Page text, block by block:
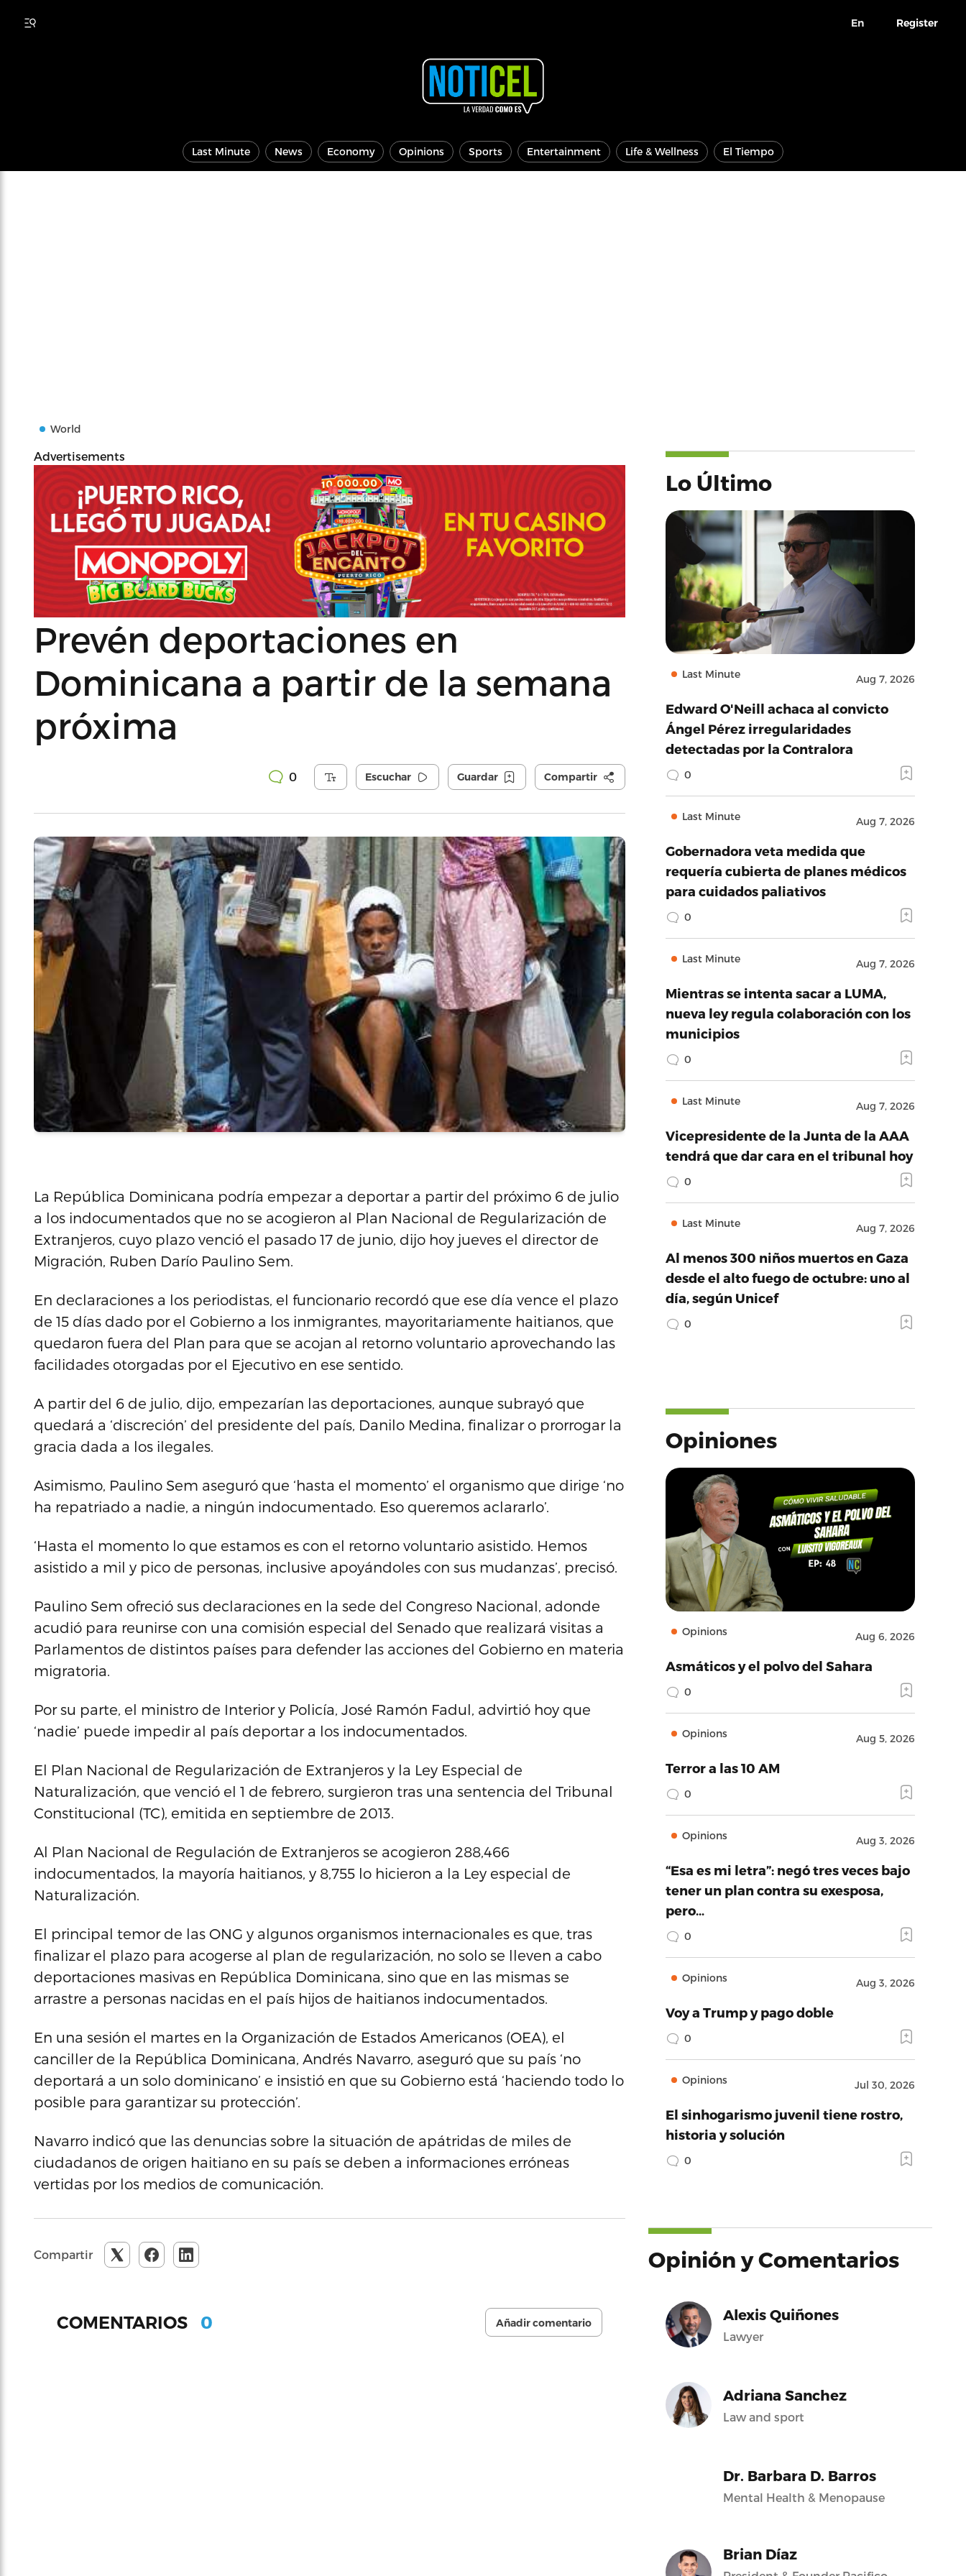
En Register
Last Minute News Economy Opinions Sports Entertainment Life & Wellness El Tiempo
World
Advertisements
Prevén deportaciones en
Dominicana a partir de la semana
próxima
0 Escuchar Guardar Compartir
La República Dominicana podría empezar a deportar a partir del próximo 6 de julio
a los indocumentados que no se acogieron al Plan Nacional de Regularización de
Extranjeros, cuyo plazo venció el pasado 17 de junio, dijo hoy jueves el director de
Migración, Ruben Darío Paulino Sem.
En declaraciones a los periodistas, el funcionario recordó que ese día vence el plazo
de 15 días dado por el Gobierno a los inmigrantes, mayoritariamente haitianos, que
quedaron fuera del Plan para que se acojan al retorno voluntario aprovechando las
facilidades otorgadas por el Ejecutivo en ese sentido.
A partir del 6 de julio, dijo, empezarían las deportaciones, aunque subrayó que
quedará a ‘discreción’ del presidente del país, Danilo Medina, finalizar o prorrogar la
gracia dada a los ilegales.
Asimismo, Paulino Sem aseguró que ‘hasta el momento’ el organismo que dirige ‘no
ha repatriado a nadie, a ningún indocumentado. Eso queremos aclararlo’.
‘Hasta el momento lo que estamos es con el retorno voluntario asistido. Hemos
asistido a mil y pico de personas, inclusive apoyándoles con sus mudanzas’, precisó.
Paulino Sem ofreció sus declaraciones en la sede del Congreso Nacional, adonde
acudió para reunirse con una comisión especial del Senado que realizará visitas a
Parlamentos de distintos países para defender las acciones del Gobierno en materia
migratoria.
Por su parte, el ministro de Interior y Policía, José Ramón Fadul, advirtió hoy que
‘nadie’ puede impedir al país deportar a los indocumentados.
El Plan Nacional de Regularización de Extranjeros y la Ley Especial de
Naturalización, que venció el 1 de febrero, surgieron tras una sentencia del Tribunal
Constitucional (TC), emitida en septiembre de 2013.
Al Plan Nacional de Regulación de Extranjeros se acogieron 288,466
indocumentados, la mayoría haitianos, y 8,755 lo hicieron a la Ley especial de
Naturalización.
El principal temor de las ONG y algunos organismos internacionales es que, tras
finalizar el plazo para acogerse al plan de regularización, no solo se lleven a cabo
deportaciones masivas en República Dominicana, sino que en las mismas se
arrastre a personas nacidas en el país hijos de haitianos indocumentados.
En una sesión el martes en la Organización de Estados Americanos (OEA), el
canciller de la República Dominicana, Andrés Navarro, aseguró que su país ‘no
deportará a un solo dominicano’ e insistió en que su Gobierno está ‘haciendo todo lo
posible para garantizar su protección’.
Navarro indicó que las denuncias sobre la situación de apátridas de miles de
ciudadanos de origen haitiano en su país se deben a informaciones erróneas
vertidas por los medios de comunicación.
Compartir
COMENTARIOS 0 Añadir comentario
Lo Último
Last Minute Aug 7, 2026
Edward O'Neill achaca al convicto
Ángel Pérez irregularidades
detectadas por la Contralora
0
Last Minute Aug 7, 2026
Gobernadora veta medida que
requería cubierta de planes médicos
para cuidados paliativos
0
Last Minute Aug 7, 2026
Mientras se intenta sacar a LUMA,
nueva ley regula colaboración con los
municipios
0
Last Minute Aug 7, 2026
Vicepresidente de la Junta de la AAA
tendrá que dar cara en el tribunal hoy
0
Last Minute Aug 7, 2026
Al menos 300 niños muertos en Gaza
desde el alto fuego de octubre: uno al
día, según Unicef
0
Opiniones
Opinions Aug 6, 2026
Asmáticos y el polvo del Sahara
0
Opinions Aug 5, 2026
Terror a las 10 AM
0
Opinions Aug 3, 2026
“Esa es mi letra”: negó tres veces bajo
tener un plan contra su exesposa,
pero…
0
Opinions Aug 3, 2026
Voy a Trump y pago doble
0
Opinions Jul 30, 2026
El sinhogarismo juvenil tiene rostro,
historia y solución
0
Opinión y Comentarios
Alexis Quiñones
Lawyer
Adriana Sanchez
Law and sport
Dr. Barbara D. Barros
Mental Health & Menopause
Brian Díaz